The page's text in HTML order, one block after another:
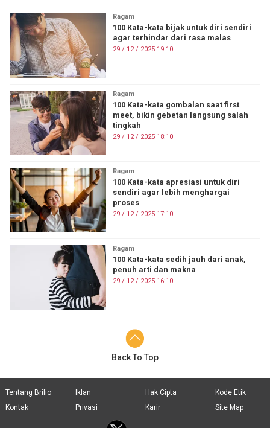
Ragam
100 Kata-kata bijak untuk diri sendiri
agar terhindar dari rasa malas
29 / 12 / 2025 19:10
Ragam
100 Kata-kata gombalan saat first
meet, bikin gebetan langsung salah
tingkah
29 / 12 / 2025 18:10
Ragam
100 Kata-kata apresiasi untuk diri
sendiri agar lebih menghargai
proses
29 / 12 / 2025 17:10
Ragam
100 Kata-kata sedih jauh dari anak,
penuh arti dan makna
29 / 12 / 2025 16:10
Back To Top
Tentang Brilio Iklan Hak Cipta
Kode Etik
Kontak
Privasi Karir Site Map